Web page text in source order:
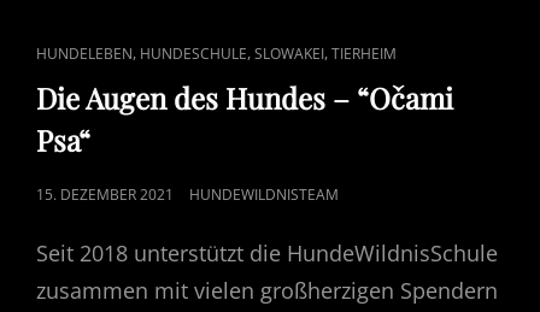
CAT
LINKS
HUNDELEBEN, HUNDESCHULE,SLOWAKEI,TIERHEIM
Die Augen des Hundes – “Očami
Psa“
POSTED
15. DEZEMBER 2021 HUNDEWILDNISTEAM
Seit 2018 unterstützt die HundeWildnisSchule
zusammen mit vielen großherzigen Spendern